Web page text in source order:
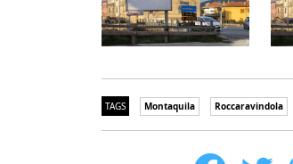
TAGS Montaquila Roccaravindola